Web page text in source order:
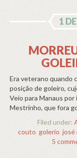
1
Era veterano quando
posição de goleiro,
Veio para Manaus
Mestrinho, que fora
Filed under:
couto, golerio, josé
5